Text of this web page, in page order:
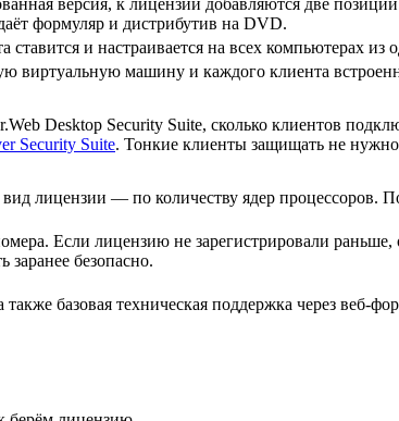
формуляр и дистрибутив на DVD.
и настраивается на всех компьютерах из
машину и каждого клиента
Desktop Security Suite, сколько клиентов
Security Suite. Тонкие клиенты защищать не
лицензии — по количеству ядер процессоров.
Если лицензию не зарегистрировали
безопасно.
базовая техническая поддержка через веб-